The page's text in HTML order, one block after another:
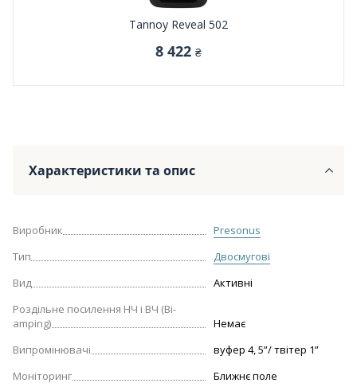
Tannoy Reveal 502
8 422 ₴
Характеристики та опис
Виробник
Presonus
Тип
Двосмугові
Вид
Активні
Роздільне посилення НЧ і ВЧ (Bi-
amping)
Немає
Випромінювачі
вуфер 4, 5”/ твітер 1”
Моніторинг
Ближнє поле